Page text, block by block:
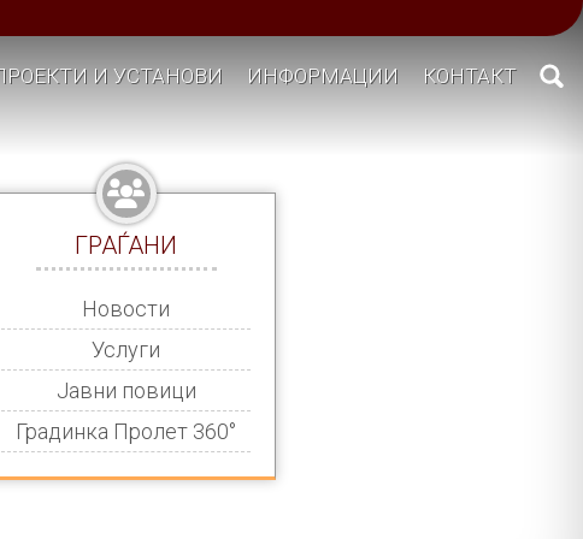
И УСТАНОВИ ИНФОРМАЦИИ КОНТАКТ
ГРАЃАНИ
Новости
Услуги
Јавни повици
Градинка Пролет 360°